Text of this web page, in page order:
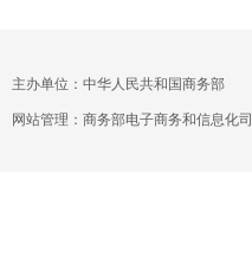
主办单位：中华人民共和国商务部
网站管理：商务部电子商务和信息化司